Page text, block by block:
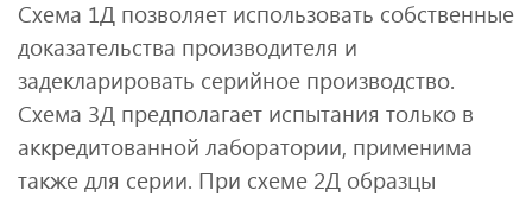
Схема 1Д позволяет использовать собственные
доказательства производителя и
задекларировать серийное производство.
Схема 3Д предполагает испытания только в
аккредитованной лаборатории, применима
также для серии. При схеме 2Д образцы